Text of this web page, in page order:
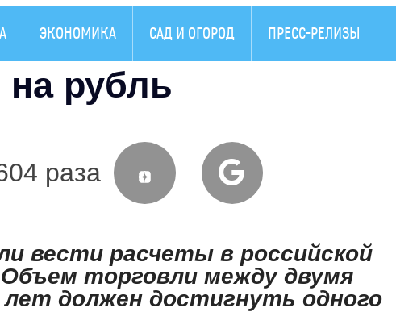
ЭКОНОМИКА САД И ОГОРОД ПРЕСС-РЕЛИЗЫ
рубль
раза
вести расчеты в российской
торговли между двумя
должен достигнуть одного